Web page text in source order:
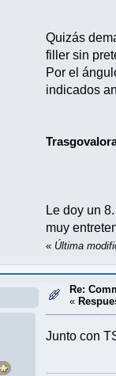
Quizás
filler sin
Por el
indicados
Le doy un
muy
« Última
Re:
«
Junto con